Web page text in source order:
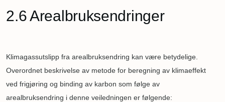
Navigasjonssti
2.6 Arealbruksendringer
Klimagassutslipp fra arealbruksendring kan være betydelige.
Overordnet beskrivelse av metode for beregning av klimaeffekt
ved frigjøring og binding av karbon som følge av
arealbruksendring i denne veiledningen er følgende: